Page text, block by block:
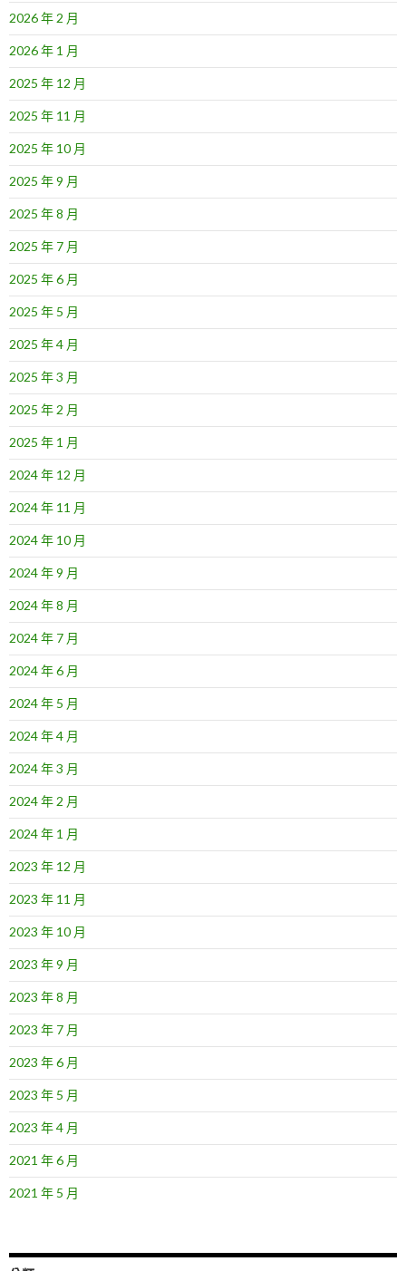
2026 年 2 月
2026 年 1 月
2025 年 12 月
2025 年 11 月
2025 年 10 月
2025 年 9 月
2025 年 8 月
2025 年 7 月
2025 年 6 月
2025 年 5 月
2025 年 4 月
2025 年 3 月
2025 年 2 月
2025 年 1 月
2024 年 12 月
2024 年 11 月
2024 年 10 月
2024 年 9 月
2024 年 8 月
2024 年 7 月
2024 年 6 月
2024 年 5 月
2024 年 4 月
2024 年 3 月
2024 年 2 月
2024 年 1 月
2023 年 12 月
2023 年 11 月
2023 年 10 月
2023 年 9 月
2023 年 8 月
2023 年 7 月
2023 年 6 月
2023 年 5 月
2023 年 4 月
2021 年 6 月
2021 年 5 月